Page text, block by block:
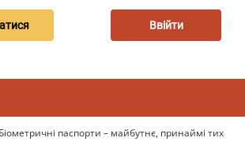
Ввійти
Біометричні паспорти – майбутнє, принаймі тих